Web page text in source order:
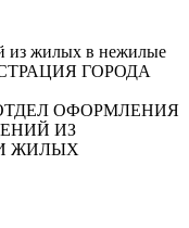
из жилых в нежилые
ГОРОДА
ОТДЕЛ ОФОРМЛЕНИЯ
ИЗ
ЖИЛЫХ